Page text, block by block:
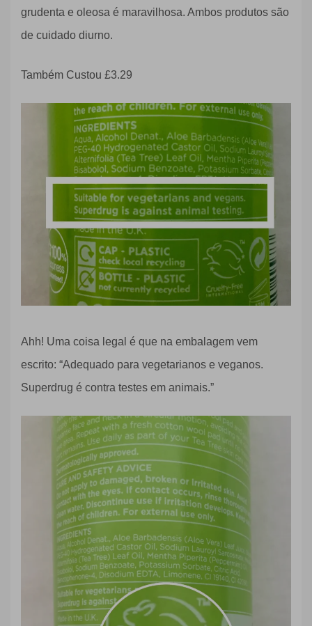
grudenta e oleosa é maravilhosa. Ambos produtos são
de cuidado diurno.
Também Custou £3.29
Ahh! Uma coisa legal é que na embalagem vem
escrito: “Adequado para vegetarianos e veganos.
Superdrug é contra testes em animais.”